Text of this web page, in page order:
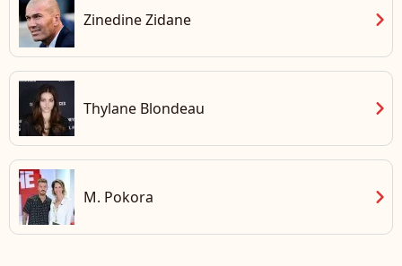
Zinedine Zidane chevron_right
Thylane Blondeau chevron_right
M. Pokora chevron_right